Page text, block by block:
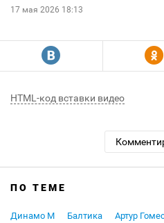
17 мая 2026 18:13
R Y
HTML-код вставки видео
ПО ТЕМЕ
Динамо М Балтика Артур